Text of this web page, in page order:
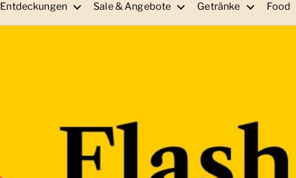
Entdeckungen Sale & Angebote Getränke Food